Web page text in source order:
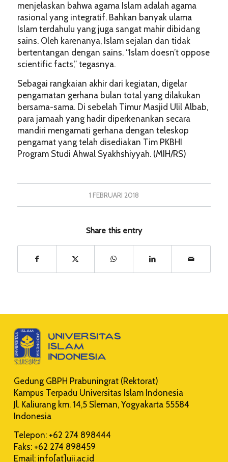
menjelaskan bahwa agama Islam adalah agama
rasional yang integratif. Bahkan banyak ulama
Islam terdahulu yang juga sangat mahir dibidang
sains. Oleh karenanya, Islam sejalan dan tidak
bertentangan dengan sains. “Islam doesn’t oppose
scientific facts,” tegasnya.
Sebagai rangkaian akhir dari kegiatan, digelar
pengamatan gerhana bulan total yang dilakukan
bersama-sama. Di sebelah Timur Masjid Ulil Albab,
para jamaah yang hadir diperkenankan secara
mandiri mengamati gerhana dengan teleskop
pengamat yang telah disediakan Tim PKBHI
Program Studi Ahwal Syakhshiyyah. (MIH/RS)
1 FEBRUARI 2018
Share this entry
Gedung GBPH Prabuningrat (Rektorat)
Kampus Terpadu Universitas Islam Indonesia
Jl. Kaliurang km. 14,5 Sleman, Yogyakarta 55584
Indonesia
Telepon: +62 274 898444
Faks: +62 274 898459
Email: info[at]uii.ac.id